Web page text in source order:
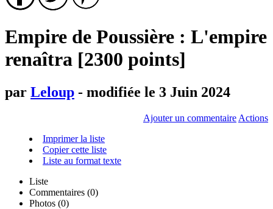
Empire de Poussière : L'empire
renaîtra [2300 points]
par Leloup - modifiée le 3 Juin 2024
Ajouter un commentaire Actions
Imprimer la liste
Copier cette liste
Liste au format texte
Liste
Commentaires (0)
Photos (0)